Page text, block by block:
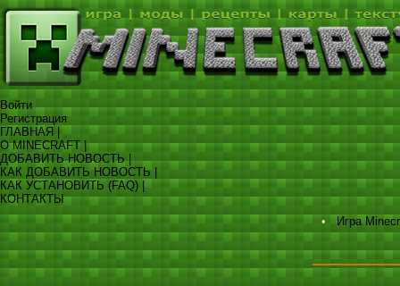
Войти
Регистрация
ГЛАВНАЯ |
О MINECRAFT |
ДОБАВИТЬ НОВОСТЬ |
КАК ДОБАВИТЬ НОВОСТЬ |
КАК УСТАНОВИТЬ (FAQ) |
КОНТАКТЫ
•Игра